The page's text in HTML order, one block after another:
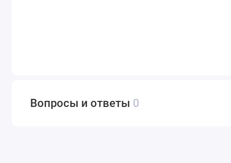
Вопросы и ответы 0